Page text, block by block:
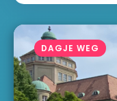
DAGJE WEG